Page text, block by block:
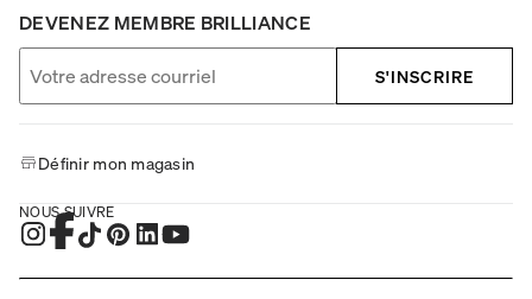
DEVENEZ MEMBRE BRILLIANCE
S'INSCRIRE
Définir mon magasin
NOUS SUIVRE